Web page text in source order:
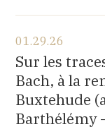
〒194-0032 東京
2600-4,
at14H
Go to site
01.29.26
Sur les
Bach, à la
Buxtehude
Barthélémy